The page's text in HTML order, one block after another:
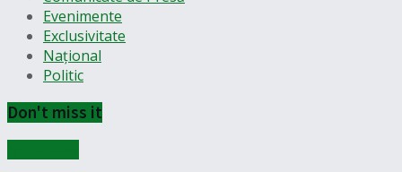
Evenimente
Exclusivitate
Național
Politic
Don't miss it